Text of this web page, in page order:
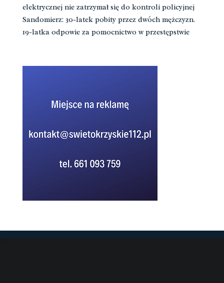
elektrycznej nie zatrzymał się do kontroli policyjnej
Sandomierz: 30-latek pobity przez dwóch mężczyzn.
19-latka odpowie za pomocnictwo w przestępstwie